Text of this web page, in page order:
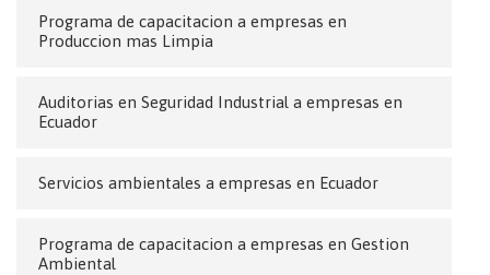
Programa de capacitacion a empresas en
Produccion mas Limpia
Auditorias en Seguridad Industrial a empresas en
Ecuador
Servicios ambientales a empresas en Ecuador
Programa de capacitacion a empresas en Gestion
Ambiental